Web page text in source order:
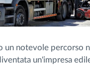
un notevole percorso
un'impresa